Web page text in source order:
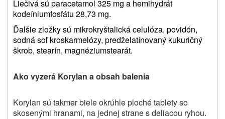
Liečivá sú paracetamol 325 mg a hemihydrát
kodeíniumfosfátu 28,73 mg.
Ďalšie zložky sú mikrokryštalická celulóza, povidón,
sodná soľ kroskarmelózy, predželatínovaný kukuričný
škrob, stearín, magnéziumstearát.
Ako vyzerá Korylan a obsah balenia
Korylan sú takmer biele okrúhle ploché tablety so
skosenými hranami, na jednej strane s deliacou ryhou.